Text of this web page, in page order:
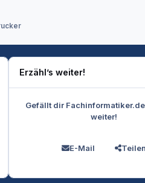
Erzähl’s weiter!
Gefällt dir
weiter!
E-Mail Teilen